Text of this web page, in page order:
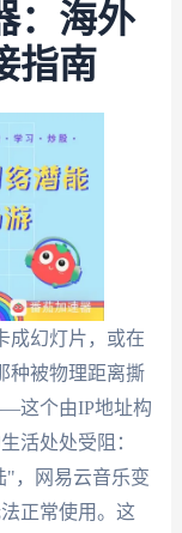
：海外
指南
成幻灯片，或在
种被物理距离撕
这个由IP地址构
活处处受阻：
"，网易云音乐变
正常使用。这